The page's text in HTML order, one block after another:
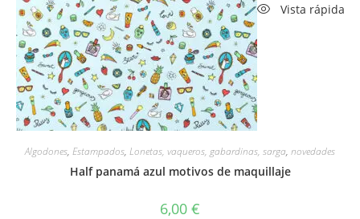
Vista rápida
Algodones, Estampados, Lonetas, vaqueros, gabardinas, sarga, novedades
Half panamá azul motivos de maquillaje
6,00 €